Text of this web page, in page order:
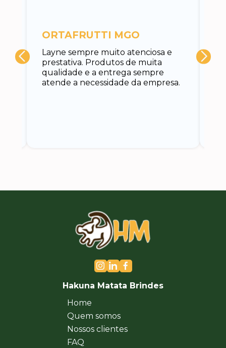
Layne sempre muito atenciosa e
prestativa. Produtos de muita
qualidade e a entrega sempre
atende a necessidade da empresa.
ORTAFRUTTI MGO
Hakuna Matata Brindes
Home
Quem somos
Nossos clientes
FAQ